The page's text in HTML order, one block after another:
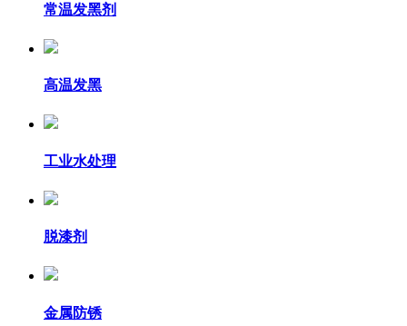
常温发黑剂
高温发黑
工业水处理
脱漆剂
金属防锈